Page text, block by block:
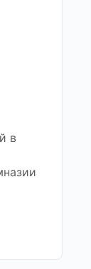
в